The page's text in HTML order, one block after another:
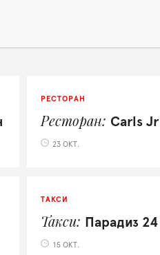
РЕСТОРАН
Ресторан Carls Jr
23 ОКТ.
ТАКСИ
Такси Парадиз 24
15 ОКТ.